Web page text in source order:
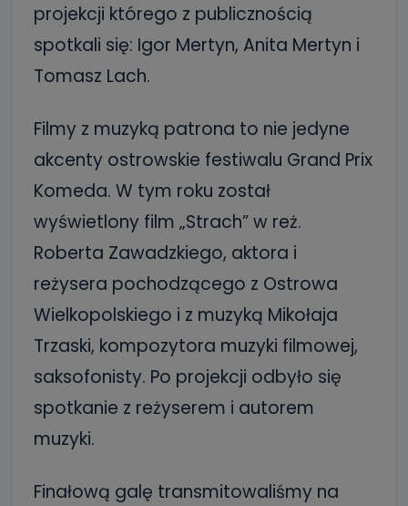
projekcji którego z publicznością
spotkali się: Igor Mertyn, Anita Mertyn i
Tomasz Lach.
Filmy z muzyką patrona to nie jedyne
akcenty ostrowskie festiwalu Grand Prix
Komeda. W tym roku został
wyświetlony film „Strach” w reż.
Roberta Zawadzkiego, aktora i
reżysera pochodzącego z Ostrowa
Wielkopolskiego i z muzyką Mikołaja
Trzaski, kompozytora muzyki filmowej,
saksofonisty. Po projekcji odbyło się
spotkanie z reżyserem i autorem
muzyki.
Finałową galę transmitowaliśmy na